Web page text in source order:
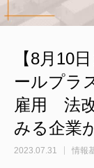
【8月10
ールプラ
雇用 法
みる企業
2023.07.31 情報